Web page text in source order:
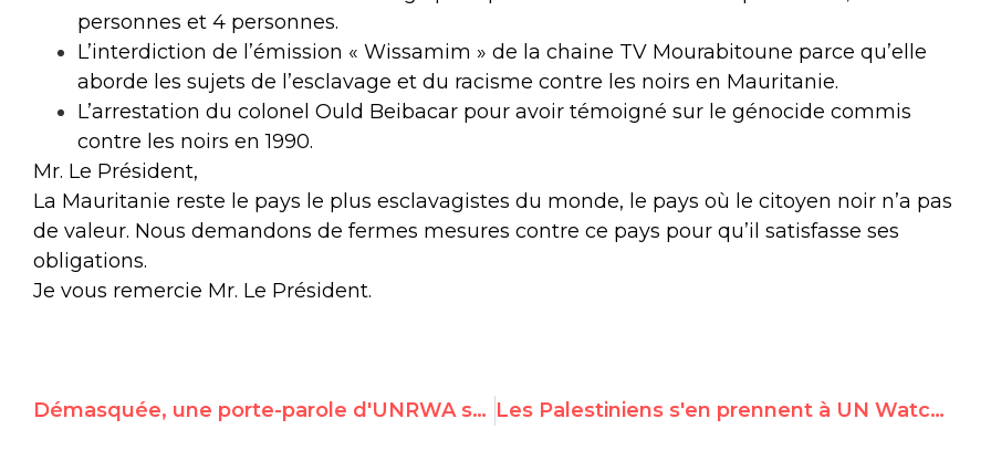
personnes et 4 personnes.
L’interdiction de l’émission « Wissamim » de la chaine TV Mourabitoune parce qu’elle
aborde les sujets de l’esclavage et du racisme contre les noirs en Mauritanie.
L’arrestation du colonel Ould Beibacar pour avoir témoigné sur le génocide commis
contre les noirs en 1990.
Mr. Le Président,
La Mauritanie reste le pays le plus esclavagistes du monde, le pays où le citoyen noir n’a pas
de valeur. Nous demandons de fermes mesures contre ce pays pour qu’il satisfasse ses
obligations.
Je vous remercie Mr. Le Président.
Démasquée, une porte-parole d'UNRWA supprime son compte Twitter à cause de messages anti israéliens Les Palestiniens s'en prennent à UN Watch suite au report de la nomination du Rapporteur Spécial sur la Palestine